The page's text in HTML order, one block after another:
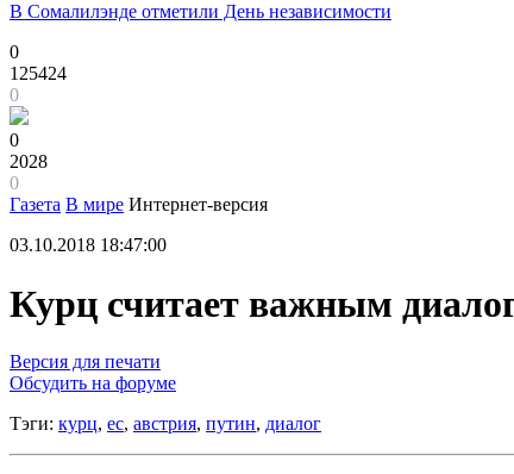
В Сомалилэнде отметили День независимости
0
125424
0
0
2028
0
Газета В мире Интернет-версия
03.10.2018 18:47:00
Курц считает важным
Версия для печати
Обсудить на форуме
Тэги: курц, ес, австрия, путин, диалог